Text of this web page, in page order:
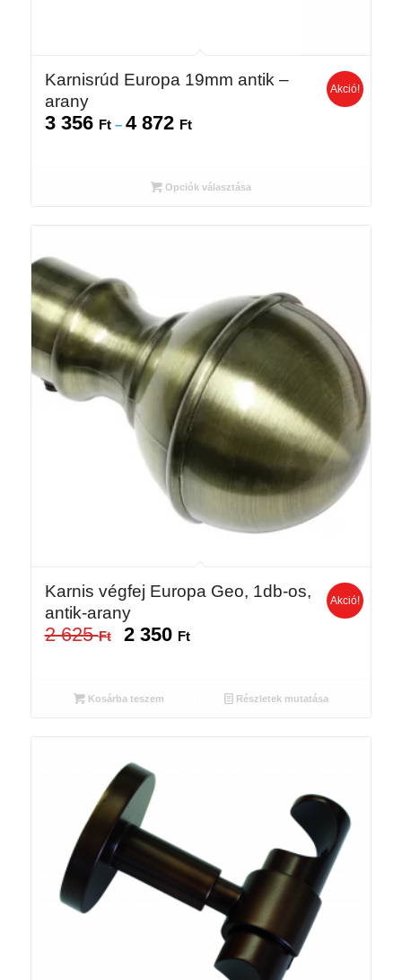
Karnisrúd Europa 19mm antik –
arany
3 356 Ft – 4 872 FtÁrtartomány:
-
Akció!
Opciók választása
Karnis végfej Europa Geo, 1db-os,
antik-arany
2 625Ft
Original
2
2 350 FtCurrent
Akció!
Kosárba teszem Részletek mutatása